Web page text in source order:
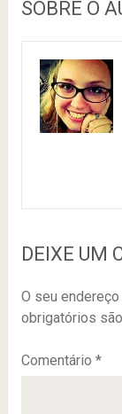
SOBRE O
DEIXE UM
O seu
obrigatórios
Comentário *